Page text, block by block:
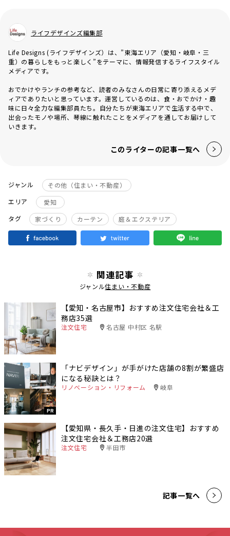
ライフデザインズ編集部
Life Designs (ライフデザインズ）は、”東海エリア（愛知・岐阜・三
重）の暮らしをもっと楽しく”をテーマに、情報発信するライフスタイル
メディアです。
おでかけやランチの参考など、読者のみなさんの日常に寄り添えるメデ
ィアでありたいと思っています。運営しているのは、食・おでかけ・趣
味に日々全力な編集部員たち。自分たちが東海エリアで生活する中で、
出会ったモノや場所、琴線に触れたことをメディアを通してお届けして
いきます。
このライターの記事一覧へ
ジャンル
その他（住まい・不動産）
エリア
愛知
タグ
家づくり カーテン 庭＆エクステリア
関連記事
ジャンル住まい・不動産
【愛知・名古屋市】おすすめ注文住宅会社＆工
務店35選
注文住宅 名古屋 中村区 名駅
PR
「ナビデザイン」が手がけた店舗の8割が繁盛店
になる秘訣とは？
リノベーション・リフォーム 岐阜
【愛知県・長久手・日進の注文住宅】おすすめ
注文住宅会社＆工務店20選
注文住宅 半田市
記事一覧へ